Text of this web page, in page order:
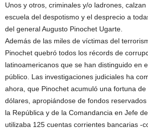
Unos y otros, criminales y/o ladrones,
escuela del despotismo y el desprecio a
del general Augusto Pinochet Ugarte.
Además de las miles de víctimas del
Pinochet quebró todos los récords de
latinoamericanos que se han distinguido en
público. Las investigaciones judiciales ha
ahora, que Pinochet acumuló una fortuna
dólares, apropiándose de fondos
la República y de la Comandancia en Jefe
utilizaba 125 cuentas corrientes bancarias -